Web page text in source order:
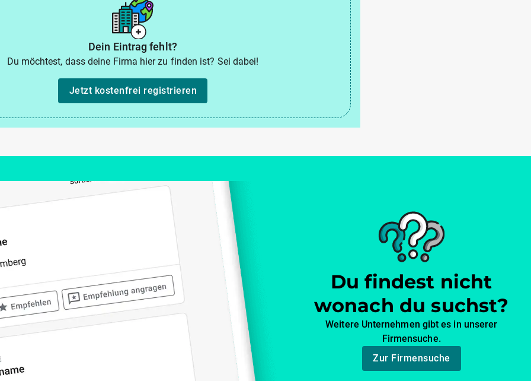
Dein Eintrag fehlt?
Du möchtest, dass deine Firma hier zu finden ist? Sei dabei!
Jetzt kostenfrei registrieren
Du findest nicht
wonach du suchst?
Weitere Unternehmen gibt es in unserer
Firmensuche.
Zur Firmensuche